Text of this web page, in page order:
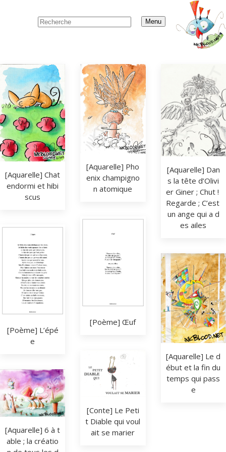
Menu
[Aquarelle] Chat
endormi et hibi
scus
[Aquarelle] Pho
enix champigno
n atomique
[Aquarelle] Dan
s la tête d’Olivi
er Giner ; Chut !
Regarde ; C’est
un ange qui a d
es ailes
[Poème] L’épé
e
[Poème] Œuf
[Aquarelle] Le d
ébut et la fin du
temps qui pass
e
[Aquarelle] 6 à t
able ; la créatio
[Conte] Le Peti
t Diable qui voul
ait se marier